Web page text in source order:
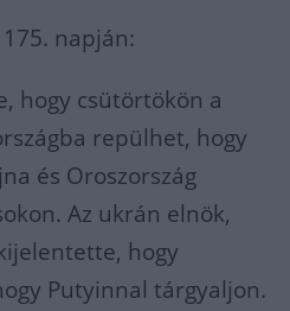
napján:
hogy csütörtökön a
repülhet, hogy
és Oroszország
Az ukrán elnök,
hogy
Putyinnal tárgyaljon.